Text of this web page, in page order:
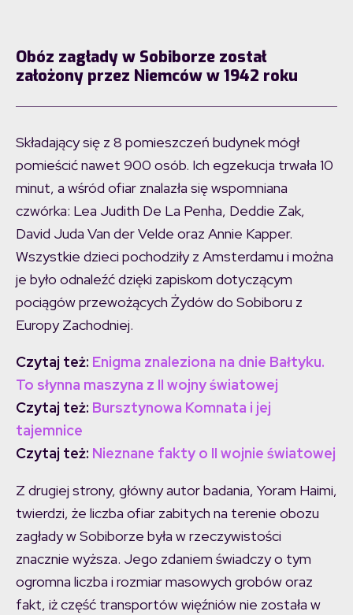
Obóz zagłady w Sobiborze został
założony przez Niemców w 1942 roku
Składający się z 8 pomieszczeń budynek mógł
pomieścić nawet 900 osób. Ich egzekucja trwała 10
minut, a wśród ofiar znalazła się wspomniana
czwórka: Lea Judith De La Penha, Deddie Zak,
David Juda Van der Velde oraz Annie Kapper.
Wszystkie dzieci pochodziły z Amsterdamu i można
je było odnaleźć dzięki zapiskom dotyczącym
pociągów przewożących Żydów do Sobiboru z
Europy Zachodniej.
Czytaj też: Enigma znaleziona na dnie Bałtyku.
To słynna maszyna z II wojny światowej
Czytaj też: Bursztynowa Komnata i jej
tajemnice
Czytaj też: Nieznane fakty o II wojnie światowej
Z drugiej strony, główny autor badania, Yoram Haimi,
twierdzi, że liczba ofiar zabitych na terenie obozu
zagłady w Sobiborze była w rzeczywistości
znacznie wyższa. Jego zdaniem świadczy o tym
ogromna liczba i rozmiar masowych grobów oraz
fakt, iż część transportów więźniów nie została w